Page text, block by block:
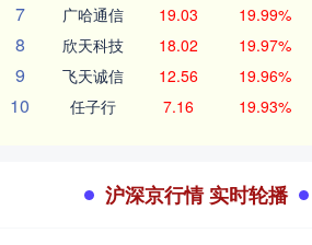
7 广哈通信 19.03 19.99%
8 欣天科技 18.02 19.97%
9 飞天诚信 12.56 19.96%
10 任子行 7.16 19.93%
沪深京行情 实时轮播